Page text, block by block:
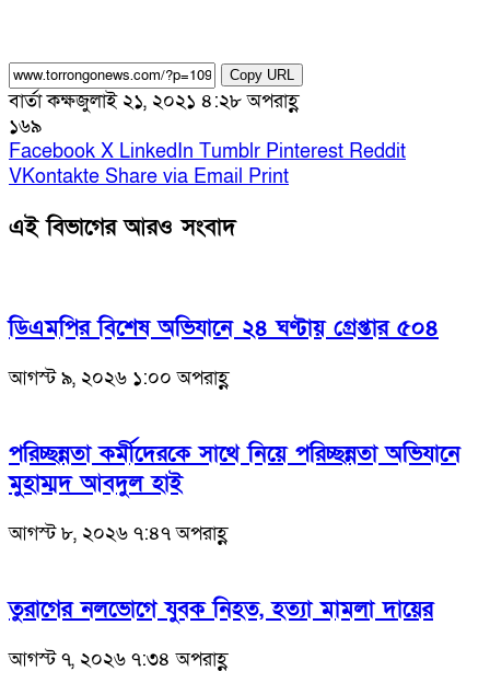
Copy URL
বার্তা কক্ষজুলাই ২১, ২০২১ ৪:২৮ অপরাহ্ণ
১৬৯
Facebook X LinkedIn Tumblr Pinterest Reddit
VKontakte Share via Email Print
এই বিভাগের আরও সংবাদ
ডিএমপির বিশেষ অভিযানে ২৪ ঘণ্টায় গ্রেপ্তার ৫০৪
আগস্ট ৯, ২০২৬ ১:০০ অপরাহ্ণ
পরিচ্ছন্নতা কর্মীদেরকে সাথে নিয়ে পরিচ্ছন্নতা অভিযানে
মুহাম্মদ আবদুল হাই
আগস্ট ৮, ২০২৬ ৭:৪৭ অপরাহ্ণ
তুরাগের নলভোগে যুবক নিহত, হত্যা মামলা দায়ের
আগস্ট ৭, ২০২৬ ৭:৩৪ অপরাহ্ণ